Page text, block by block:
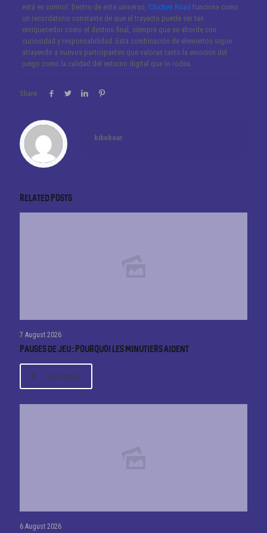
está en control. Dentro de este universo, Chicken Road funciona como
un recordatorio constante de que el trayecto puede ser tan
enriquecedor como el destino final, siempre que se aborde con
curiosidad y responsabilidad. Esta combinación de elementos sigue
atrayendo a nuevos participantes que valoran tanto la emoción del
juego como la calidad del entorno digital que lo rodea.
Share
bikebear
Related posts
7 August 2026
Pauses de jeu : pourquoi les minutiers aident
Read More
6 August 2026